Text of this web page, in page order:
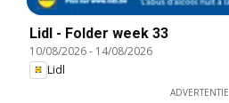
Lidl - Folder week 33
10/08/2026- 14/08/2026
Lidl
ADVERTENTIE